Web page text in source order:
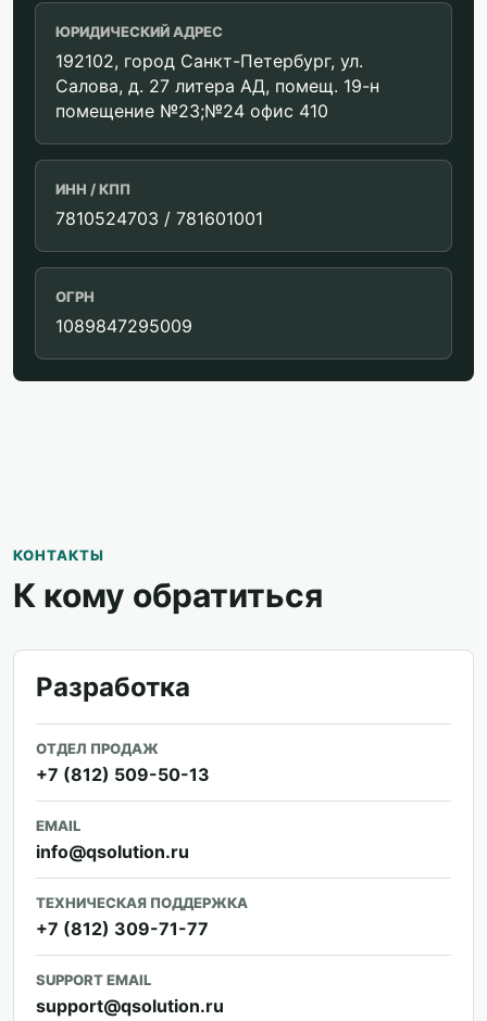
ЮРИДИЧЕСКИЙ АДРЕС
192102, город Санкт-Петербург, ул.
Салова, д. 27 литера АД, помещ. 19-н
помещение №23;№24 офис 410
ИНН / КПП
7810524703 / 781601001
ОГРН
1089847295009
КОНТАКТЫ
К кому обратиться
Разработка
ОТДЕЛ ПРОДАЖ
+7 (812) 509-50-13
EMAIL
info@qsolution.ru
ТЕХНИЧЕСКАЯ ПОДДЕРЖКА
+7 (812) 309-71-77
SUPPORT EMAIL
support@qsolution.ru